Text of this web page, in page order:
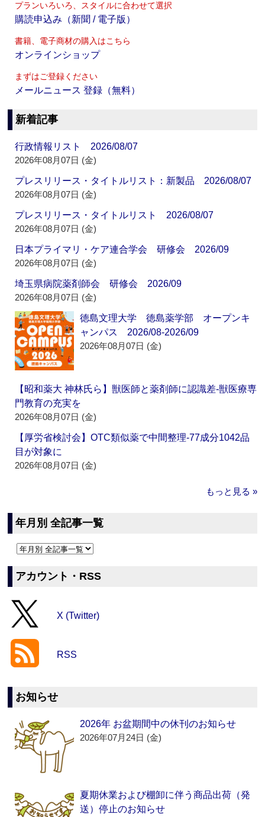
プランいろいろ、スタイルに合わせて選択
購読申込み（新聞 / 電子版）
書籍、電子商材の購入はこちら
オンラインショップ
まずはご登録ください
メールニュース 登録（無料）
新着記事
行政情報リスト 2026/08/07
2026年08月07日 (金)
プレスリリース・タイトルリスト：新製品 2026/08/07
2026年08月07日 (金)
プレスリリース・タイトルリスト 2026/08/07
2026年08月07日 (金)
日本プライマリ・ケア連合学会 研修会 2026/09
2026年08月07日 (金)
埼玉県病院薬剤師会 研修会 2026/09
2026年08月07日 (金)
徳島文理大学 徳島薬学部 オープンキ
ャンパス 2026/08-2026/09
2026年08月07日 (金)
【昭和薬大 神林氏ら】獣医師と薬剤師に認識差‐獣医療専
門教育の充実を
2026年08月07日 (金)
【厚労省検討会】OTC類似薬で中間整理‐77成分1042品
目が対象に
2026年08月07日 (金)
もっと見る »
年月別 全記事一覧
アカウント・RSS
X (Twitter)
RSS
お知らせ
2026年 お盆期間中の休刊のお知らせ
2026年07月24日 (金)
夏期休業および棚卸に伴う商品出荷（発
送）停止のお知らせ